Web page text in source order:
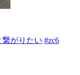
繋がりたい #zc6